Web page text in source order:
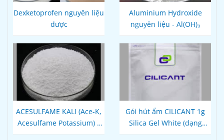
Dexketoprofen nguyên liệu
dược
Aluminium Hydroxide
nguyên liệu - Al(OH)₃
ACESULFAME KALI (Ace-K,
Acesulfame Potassium) –
Gói hút ẩm CILICANT 1g
Silica Gel White (dạng